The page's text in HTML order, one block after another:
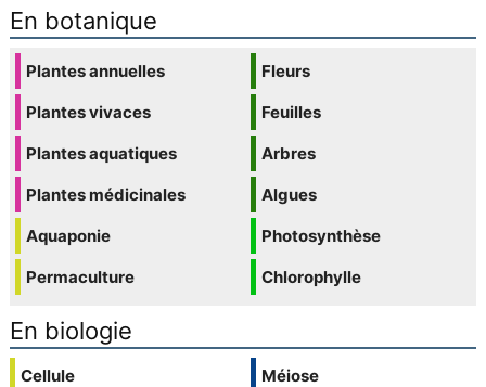
En botanique
Plantes annuelles
Plantes vivaces
Plantes aquatiques
Plantes médicinales
Aquaponie
Permaculture
Fleurs
Feuilles
Arbres
Algues
Photosynthèse
Chlorophylle
En biologie
Cellule
Méiose